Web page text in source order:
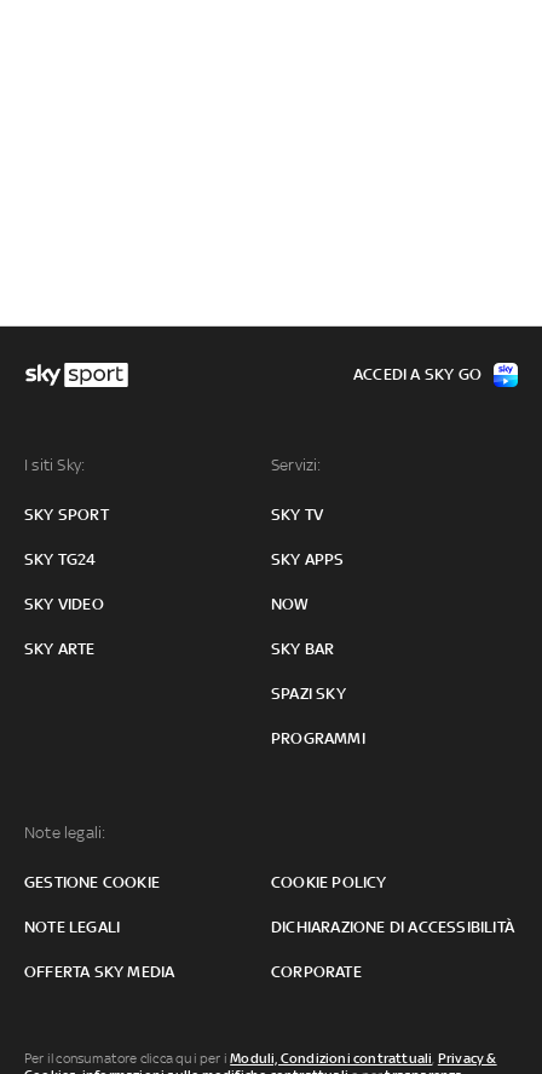
I siti Sky:
SKY SPORT
SKY TG24
SKY VIDEO
SKY ARTE
Servizi:
SKY TV
SKY APPS
NOW
SKY BAR
SPAZI SKY
PROGRAMMI
Note legali:
GESTIONE COOKIE COOKIE POLICY
NOTE LEGALI DICHIARAZIONE DI ACCESSIBILITÀ
OFFERTA SKY MEDIA CORPORATE
ACCEDI A SKY GO
Per il consumatore clicca qui per iModuli, Condizioni contrattuali, Privacy &